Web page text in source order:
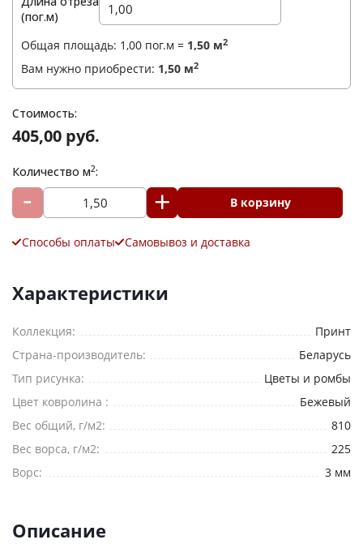
(пог.м)
Общая площадь: 1,00 пог.м = 1,50 м2
Вам нужно приобрести: 1,50 м2
Стоимость:
405,00 руб.
Количество м2:
В корзину
Способы оплаты Самовывоз и доставка
Характеристики
Коллекция:
Принт
Страна-производитель:
Беларусь
Тип рисунка:
Цветы и ромбы
Цвет ковролина :
Бежевый
Вес общий, г/м2:
810
Вес ворса, г/м2:
225
Ворс:
3 мм
Описание
Я согласен на
*— Обязательные поля
Отправить